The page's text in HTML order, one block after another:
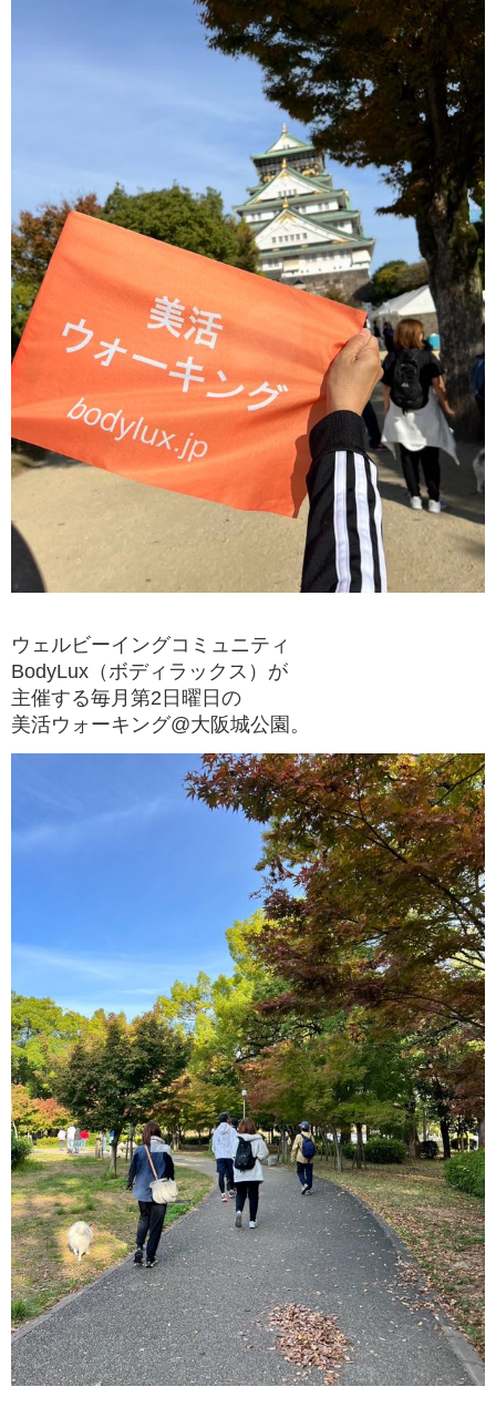
ウェルビーイングコミュニティ
BodyLux（ボディラックス）が
主催する毎月第2日曜日の
美活ウォーキング@大阪城公園。